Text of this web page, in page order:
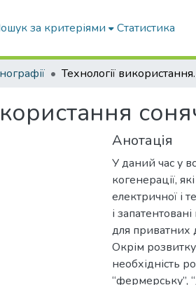
за критеріями Статистика
Технології
Анотація
У даний час у
когенерації,
електричної і
і
для приватних
Окрім
необхідність
“фермерську”,